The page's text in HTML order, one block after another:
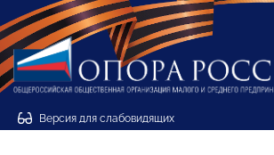
Версия для слабовидящих